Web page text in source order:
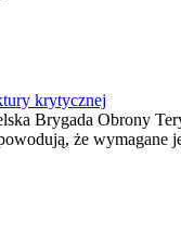
krytycznej
Brygada Obrony
że